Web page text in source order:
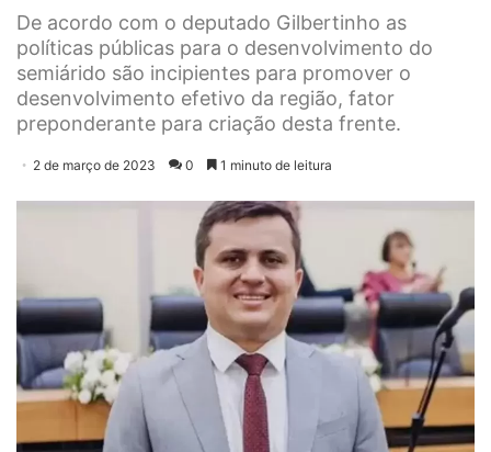
De acordo com o deputado Gilbertinho as
políticas públicas para o desenvolvimento do
semiárido são incipientes para promover o
desenvolvimento efetivo da região, fator
preponderante para criação desta frente.
2 de março de 2023 0 1 minuto de leitura